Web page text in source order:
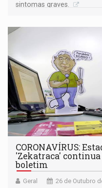
sintomas graves.
CORONAVÍRUS:
'Zekatraca'
boletim
Geral 26 de Outubro